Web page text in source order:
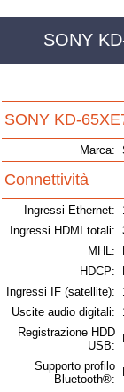
SONY
SONY KD-
Marca:
Connettività
Ingressi Ethernet:
Ingressi HDMI totali:
MHL:
HDCP:
Ingressi IF (satellite):
Uscite audio digitali:
Registrazione HDD
USB:
Supporto profilo
Bluetooth®: